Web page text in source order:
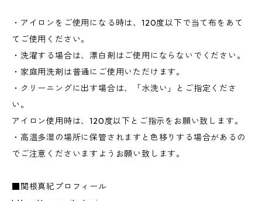
・アイロンをご使用になる時は、120度以下で当て布をあて
てご使用ください。
・洗濯する場合は、漂白剤はご使用にならないでください。
・家庭用洗剤は普通にご使用いただけます。
・クリーニングに出す場合は、「水洗い」とご指定くださ
い。
アイロン使用時は、120度以下とご指示をお願い致します。
・高温多湿の場所に保管されますと色移りする場合があるの
でご注意くださいますようお願い致します。
■関根真紀プロフィール